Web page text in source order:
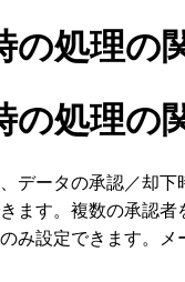
の処理の
の処理の
データの承認／却
ます。複数の承認
み設定できます。